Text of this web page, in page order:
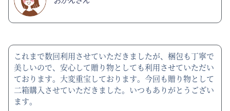
これまで数回利用させていただきましたが、梱包も丁寧で
美しいので、安心して贈り物としても利用させていただい
ております。大変重宝しております。今回も贈り物として
二箱購入させていただきました。いつもありがとうござい
ます。